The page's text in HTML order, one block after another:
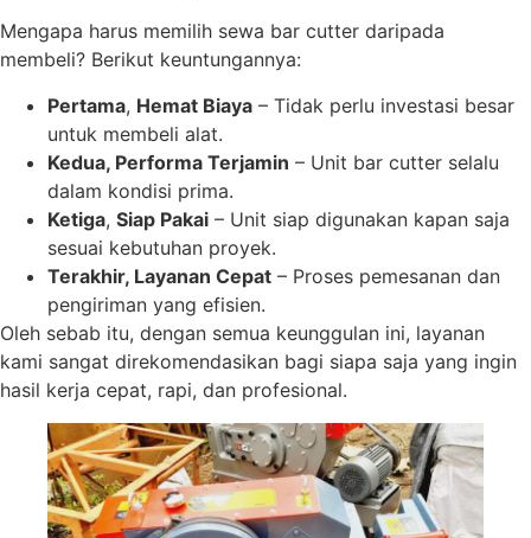
Mengapa harus memilih sewa bar cutter daripada
membeli? Berikut keuntungannya:
Pertama, Hemat Biaya – Tidak perlu investasi besar
untuk membeli alat.
Kedua, Performa Terjamin – Unit bar cutter selalu
dalam kondisi prima.
Ketiga, Siap Pakai – Unit siap digunakan kapan saja
sesuai kebutuhan proyek.
Terakhir, Layanan Cepat – Proses pemesanan dan
pengiriman yang efisien.
Oleh sebab itu, dengan semua keunggulan ini, layanan
kami sangat direkomendasikan bagi siapa saja yang ingin
hasil kerja cepat, rapi, dan profesional.